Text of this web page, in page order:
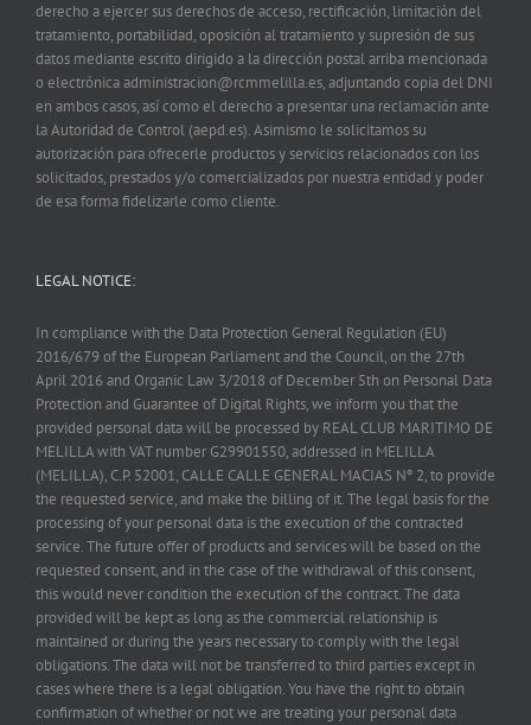
derecho a ejercer sus derechos de acceso, rectificación, limitación del
tratamiento, portabilidad, oposición al tratamiento y supresión de sus
datos mediante escrito dirigido a la dirección postal arriba mencionada
o electrónica administracion@rcmmelilla.es, adjuntando copia del DNI
en ambos casos, así como el derecho a presentar una reclamación ante
la Autoridad de Control (aepd.es). Asimismo le solicitamos su
autorización para ofrecerle productos y servicios relacionados con los
solicitados, prestados y/o comercializados por nuestra entidad y poder
de esa forma fidelizarle como cliente.
LEGAL NOTICE:
In compliance with the Data Protection General Regulation (EU)
2016/679 of the European Parliament and the Council, on the 27th
April 2016 and Organic Law 3/2018 of December 5th on Personal Data
Protection and Guarantee of Digital Rights, we inform you that the
provided personal data will be processed by REAL CLUB MARITIMO DE
MELILLA with VAT number G29901550, addressed in MELILLA
(MELILLA), C.P. 52001, CALLE CALLE GENERAL MACIAS Nº 2, to provide
the requested service, and make the billing of it. The legal basis for the
processing of your personal data is the execution of the contracted
service. The future offer of products and services will be based on the
requested consent, and in the case of the withdrawal of this consent,
this would never condition the execution of the contract. The data
provided will be kept as long as the commercial relationship is
maintained or during the years necessary to comply with the legal
obligations. The data will not be transferred to third parties except in
cases where there is a legal obligation. You have the right to obtain
confirmation of whether or not we are treating your personal data